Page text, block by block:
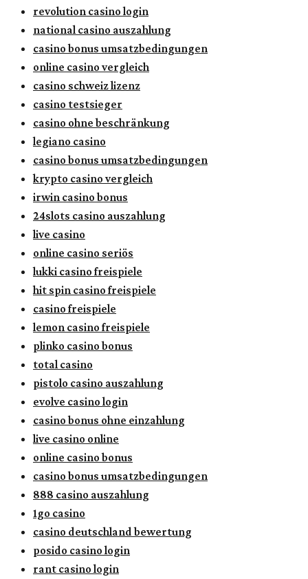
revolution casino login
national casino auszahlung
casino bonus umsatzbedingungen
online casino vergleich
casino schweiz lizenz
casino testsieger
casino ohne beschränkung
legiano casino
casino bonus umsatzbedingungen
krypto casino vergleich
irwin casino bonus
24slots casino auszahlung
live casino
online casino seriös
lukki casino freispiele
hit spin casino freispiele
casino freispiele
lemon casino freispiele
plinko casino bonus
total casino
pistolo casino auszahlung
evolve casino login
casino bonus ohne einzahlung
live casino online
online casino bonus
casino bonus umsatzbedingungen
888 casino auszahlung
1go casino
casino deutschland bewertung
posido casino login
rant casino login